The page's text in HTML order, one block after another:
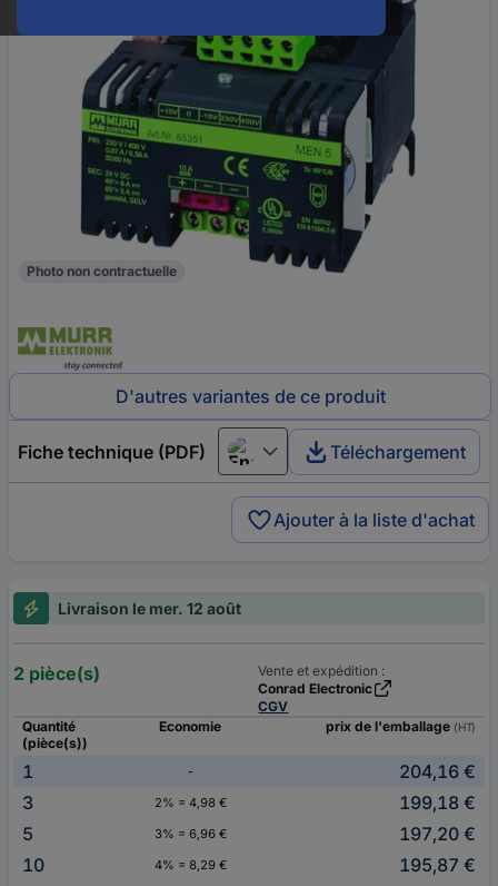
Photo non contractuelle
D'autres variantes de ce produit
Fiche technique (PDF) English Téléchargement
Ajouter à la liste d'achat
Livraison le mer. 12 août
2 pièce(s)
Vente et expédition :
Conrad Electronic
CGV
Quantité
(pièce(s))
Economie prix de l'emballage (HT)
1 -
204,16 €
3
2% = 4,98 €
199,18 €
5
3% = 6,96 €
197,20 €
10
4% = 8,29 € 195,87 €